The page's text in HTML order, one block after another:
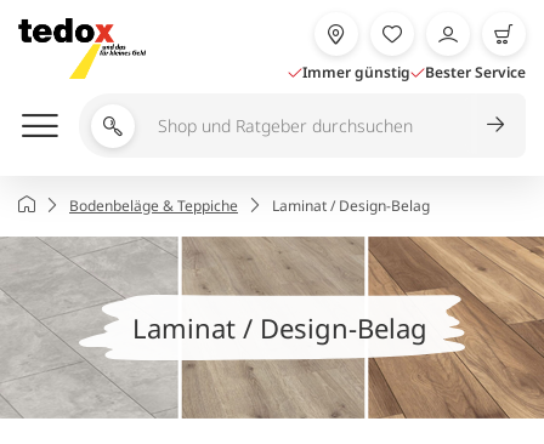
Inhalt
springen
Immer günstig Bester Service
Shop
durchsuchen
StartseiteBodenbeläge & Teppiche Laminat / Design-Belag
Laminat / Design-Belag